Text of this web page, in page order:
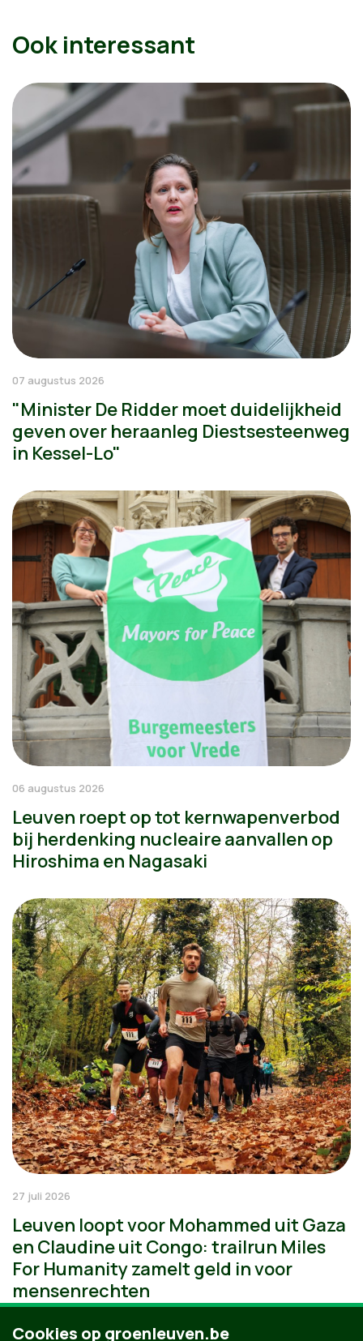
Ook interessant
07 augustus 2026
"Minister De Ridder moet duidelijkheid
geven over heraanleg Diestsesteenweg
in Kessel-Lo"
06 augustus 2026
Leuven roept op tot kernwapenverbod
bij herdenking nucleaire aanvallen op
Hiroshima en Nagasaki
27 juli 2026
Leuven loopt voor Mohammed uit Gaza
en Claudine uit Congo: trailrun Miles
For Humanity zamelt geld in voor
mensenrechten
Cookies op groenleuven.be